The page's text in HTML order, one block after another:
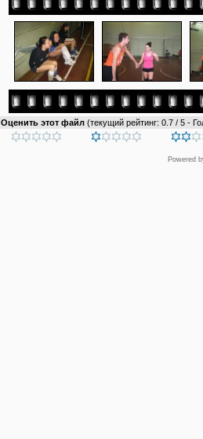
Оценить этот файл (текущий рейтинг: 0.7 / 5 -
Powered